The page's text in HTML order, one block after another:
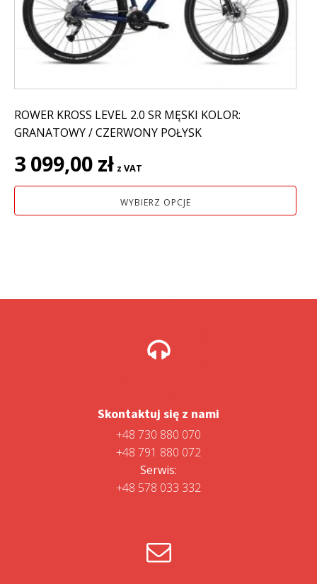
ROWER KROSS LEVEL 2.0 SR MĘSKI KOLOR:
GRANATOWY / CZERWONY POŁYSK
3 099,00 zł z VAT
WYBIERZ OPCJE
wybrać
na
stronie
produktu
Skontaktuj się z nami
+48 730 880 070
+48 791 880 072
Serwis:
+48 578 033 332